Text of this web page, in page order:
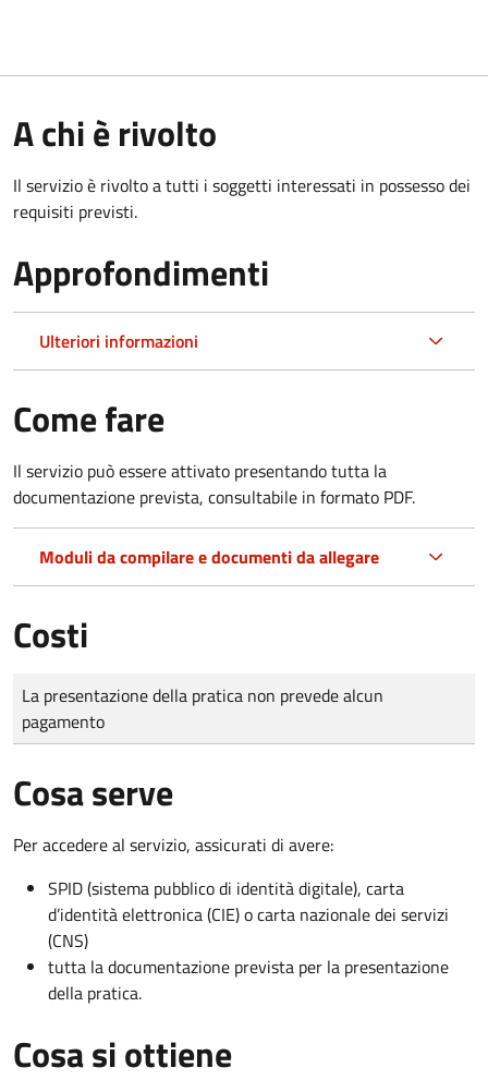
A chi è rivolto
Il servizio è rivolto a tutti i soggetti interessati in possesso dei
requisiti previsti.
Approfondimenti
Ulteriori informazioni
Come fare
Il servizio può essere attivato presentando tutta la
documentazione prevista, consultabile in formato PDF.
Moduli da compilare e documenti da allegare
Costi
Tipo di pagamento
Importo
La presentazione della pratica non prevede alcun
pagamento
Cosa serve
Per accedere al servizio, assicurati di avere:
SPID (sistema pubblico di identità digitale), carta
d’identità elettronica (CIE) o carta nazionale dei servizi
(CNS)
tutta la documentazione prevista per la presentazione
della pratica.
Cosa si ottiene